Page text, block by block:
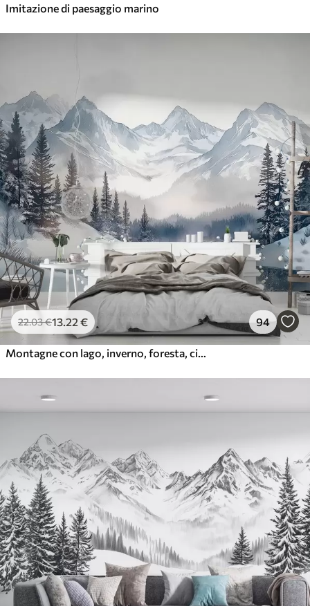
Imitazione di paesaggio marino
22.03€13 .22 € 94